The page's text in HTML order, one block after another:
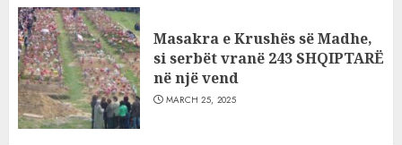
Masakra e Krushës së Madhe,
si serbët vranë 243 SHQIPTARË
në një vend
MARCH 25, 2025